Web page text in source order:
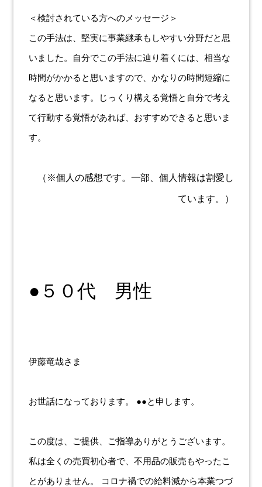
＜検討されている方へのメッセージ＞
この手法は、堅実に事業継承もしやすい分野だと思
いました。自分でこの手法に辿り着くには、相当な
時間がかかると思いますので、かなりの時間短縮に
なると思います。じっくり構える覚悟と自分で考え
て行動する覚悟があれば、おすすめできると思いま
す。
（※個人の感想です。一部、個人情報は割愛し
ています。）
●５０代 男性
伊藤竜哉さま
お世話になっております。 ●●と申します。
この度は、ご提供、ご指導ありがとうございます。
私は全くの売買初心者で、不用品の販売もやったこ
とがありません。 コロナ禍での給料減から本業つづ